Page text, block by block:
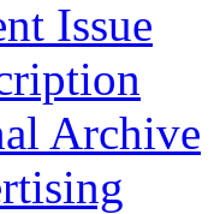
Issue
Archive